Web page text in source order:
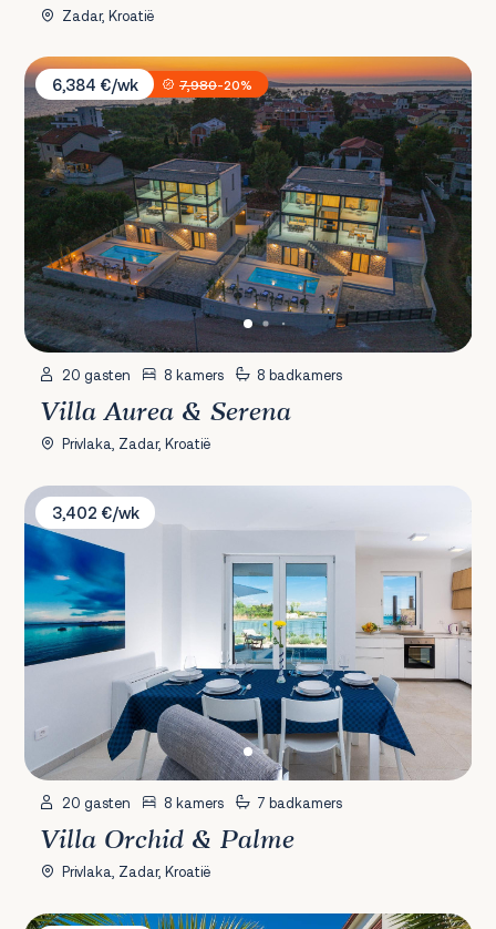
Zadar, Kroatië
Villa Aurea & Serena
6,384 €/wk
7,980-20%
20 gasten 8 kamers 8 badkamers
Villa Aurea & Serena
Privlaka, Zadar, Kroatië
Villa Orchid & Palme
3,402 €/wk
20 gasten 8 kamers 7 badkamers
Villa Orchid & Palme
Privlaka, Zadar, Kroatië
Villa Marin